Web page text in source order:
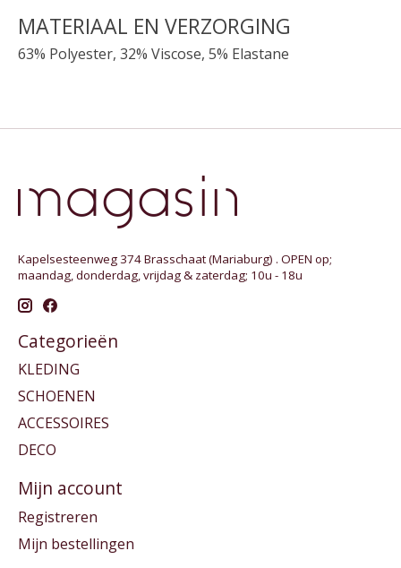
MATERIAAL EN VERZORGING
63% Polyester, 32% Viscose, 5% Elastane
Kapelsesteenweg 374 Brasschaat (Mariaburg) . OPEN op;
maandag, donderdag, vrijdag & zaterdag; 10u - 18u
Categorieën
KLEDING
SCHOENEN
ACCESSOIRES
DECO
Mijn account
Registreren
Mijn bestellingen